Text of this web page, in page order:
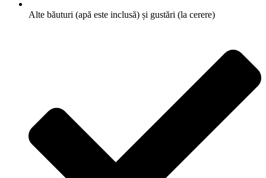
Alte băuturi (apă este inclusă) și gustări (la cerere)